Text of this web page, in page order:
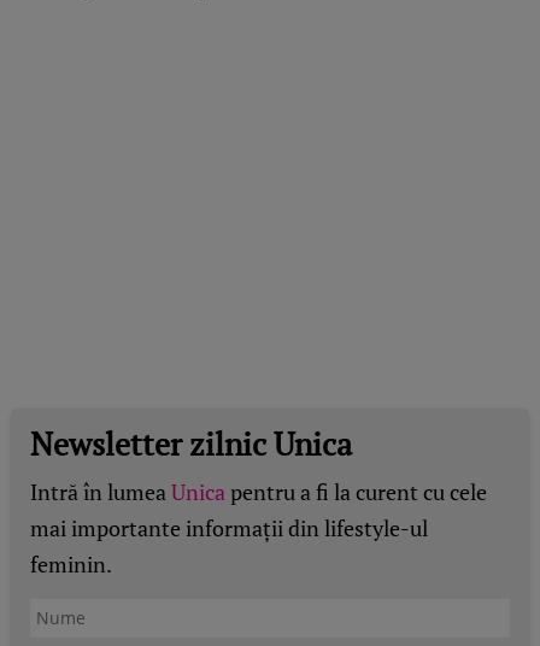
Newsletter zilnic Unica
Intră în lumeaUnicapentru a fi la curent cu cele
mai importante informații din lifestyle-ul
feminin.